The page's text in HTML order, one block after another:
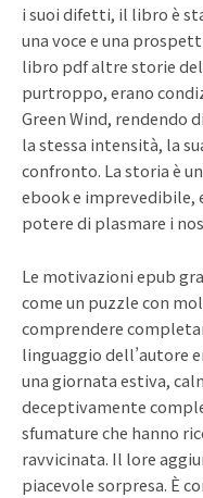
i suoi difetti, il libro è
una voce e una
libro pdf altre storie
purtroppo, erano
Green Wind, rendendo
la stessa intensità, la
confronto. La storia è
ebook e imprevedibile,
potere di plasmare i
Le motivazioni epub
come un puzzle con
comprendere
linguaggio dell’autore
una giornata estiva,
deceptivamente
sfumature che hanno
ravvicinata. Il lore
piacevole sorpresa. È